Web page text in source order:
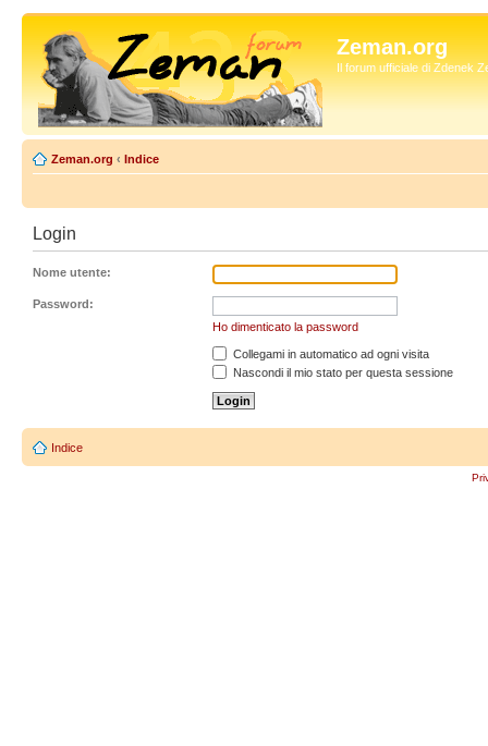
Zeman.org
Il forum ufficiale di Zdenek
Zeman.org ‹ Indice
Login
Nome utente:
Password:
Ho dimenticato la password
Collegami in automatico ad ogni visita
Nascondi il mio stato per questa sessione
Indice